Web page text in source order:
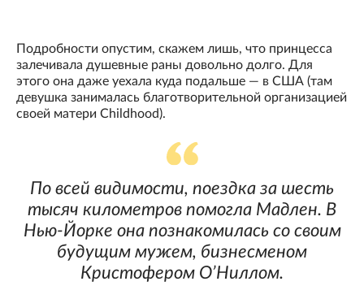
Подробности опустим, скажем лишь, что принцесса
залечивала душевные раны довольно долго. Для
этого она даже уехала куда подальше — в США (там
девушка занималась благотворительной организацией
своей матери Childhood).
По всей видимости, поездка за шесть
тысяч километров помогла Мадлен. В
Нью-Йорке она познакомилась со своим
будущим мужем, бизнесменом
Кристофером О’Ниллом.